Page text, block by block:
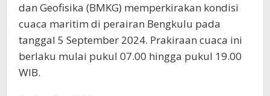
dan Geofisika (BMKG) memperkirakan kondisi
cuaca maritim di perairan Bengkulu pada
tanggal 5 September 2024. Prakiraan cuaca ini
berlaku mulai pukul 07.00 hingga pukul 19.00
WIB.